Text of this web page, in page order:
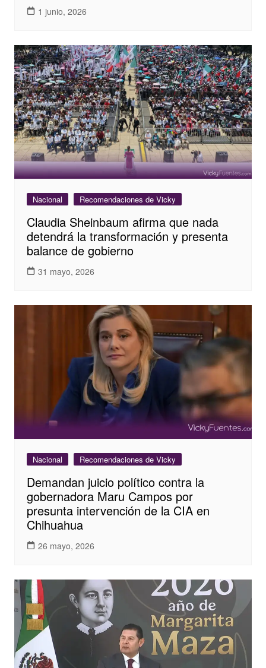
1 junio, 2026
Nacional Recomendaciones de Vicky
Claudia Sheinbaum afirma que nada
detendrá la transformación y presenta
balance de gobierno
31 mayo, 2026
Nacional Recomendaciones de Vicky
Demandan juicio político contra la
gobernadora Maru Campos por
presunta intervención de la CIA en
Chihuahua
26 mayo, 2026